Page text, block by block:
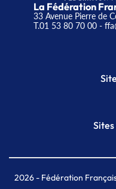
La Fédération
33 Avenue Pierre de
T.01 53 80 70 00-
2026- Fédération